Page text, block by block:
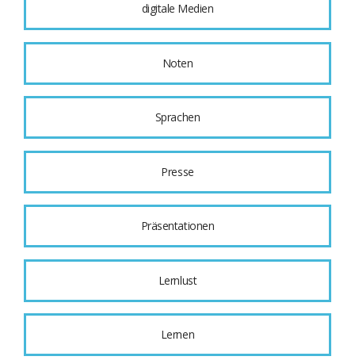
digitale Medien
Noten
Sprachen
Presse
Präsentationen
Lernlust
Lernen